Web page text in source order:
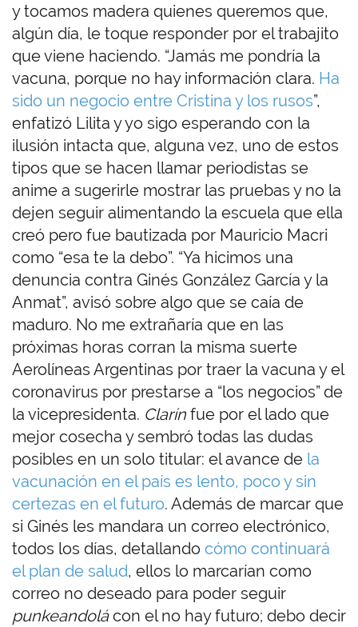
y tocamos madera quienes queremos que,
algún día, le toque responder por el trabajito
que viene haciendo. “Jamás me pondría la
vacuna, porque no hay información clara. Ha
sido un negocio entre Cristina y los rusos”,
enfatizó Lilita y yo sigo esperando con la
ilusión intacta que, alguna vez, uno de estos
tipos que se hacen llamar periodistas se
anime a sugerirle mostrar las pruebas y no la
dejen seguir alimentando la escuela que ella
creó pero fue bautizada por Mauricio Macri
como “esa te la debo”. “Ya hicimos una
denuncia contra Ginés González García y la
Anmat”, avisó sobre algo que se caía de
maduro. No me extrañaría que en las
próximas horas corran la misma suerte
Aerolíneas Argentinas por traer la vacuna y el
coronavirus por prestarse a “los negocios” de
la vicepresidenta. Clarín fue por el lado que
mejor cosecha y sembró todas las dudas
posibles en un solo titular: el avance de la
vacunación en el país es lento, poco y sin
certezas en el futuro. Además de marcar que
si Ginés les mandara un correo electrónico,
todos los días, detallando cómo continuará
el plan de salud, ellos lo marcarían como
correo no deseado para poder seguir
punkeandolácon el no hay futuro; debo decir